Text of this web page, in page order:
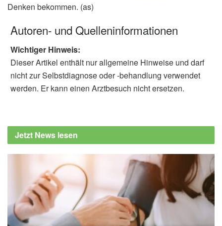
Denken bekommen. (as)
Autoren- und Quelleninformationen
Wichtiger Hinweis:
Dieser Artikel enthält nur allgemeine Hinweise und darf
nicht zur Selbstdiagnose oder -behandlung verwendet
werden. Er kann einen Arztbesuch nicht ersetzen.
Jetzt News lesen